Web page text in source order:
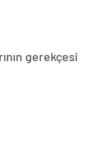
gerekçesi